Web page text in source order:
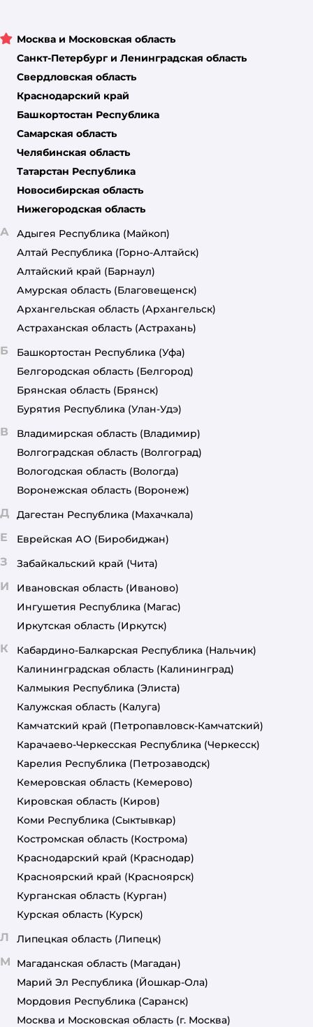
Москва и Московская область
Санкт-Петербург и Ленинградская область
Свердловская область
Краснодарский край
Башкортостан Республика
Самарская область
Челябинская область
Татарстан Республика
Новосибирская область
Нижегородская область
А Адыгея Республика (Майкоп)
Алтай Республика (Горно-Алтайск)
Алтайский край (Барнаул)
Амурская область (Благовещенск)
Архангельская область (Архангельск)
Астраханская область (Астрахань)
Б Башкортостан Республика (Уфа)
Белгородская область (Белгород)
Брянская область (Брянск)
Бурятия Республика (Улан-Удэ)
В Владимирская область (Владимир)
Волгоградская область (Волгоград)
Вологодская область (Вологда)
Воронежская область (Воронеж)
Д Дагестан Республика (Махачкала)
Е Еврейская АО (Биробиджан)
З Забайкальский край (Чита)
И Ивановская область (Иваново)
Ингушетия Республика (Магас)
Иркутская область (Иркутск)
К Кабардино-Балкарская Республика (Нальчик)
Калининградская область (Калининград)
Калмыкия Республика (Элиста)
Калужская область (Калуга)
Камчатский край (Петропавловск-Камчатский)
Карачаево-Черкесская Республика (Черкесск)
Карелия Республика (Петрозаводск)
Кемеровская область (Кемерово)
Кировская область (Киров)
Коми Республика (Сыктывкар)
Костромская область (Кострома)
Краснодарский край (Краснодар)
Красноярский край (Красноярск)
Курганская область (Курган)
Курская область (Курск)
Л Липецкая область (Липецк)
М Магаданская область (Магадан)
Марий Эл Республика (Йошкар-Ола)
Мордовия Республика (Саранск)
Москва и Московская область (г. Москва)